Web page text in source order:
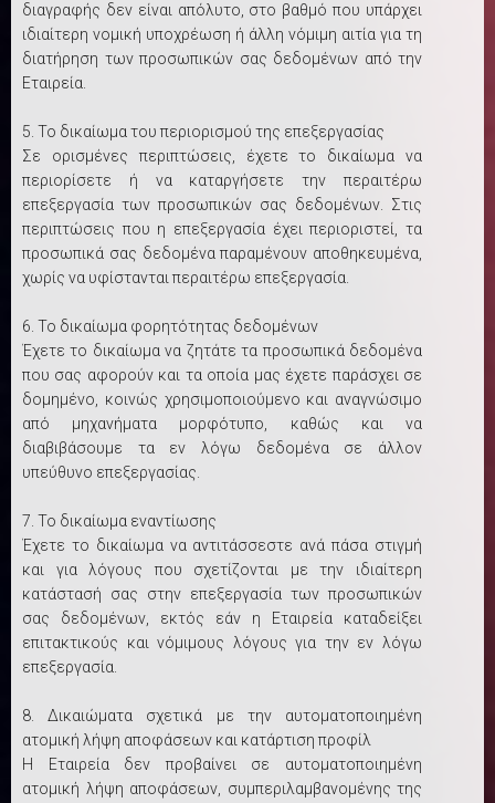
διαγραφής δεν είναι απόλυτο, στο βαθμό που υπάρχει
ιδιαίτερη νομική υποχρέωση ή άλλη νόμιμη αιτία για τη
διατήρηση των προσωπικών σας δεδομένων από την
Εταιρεία.
5. Το δικαίωμα του περιορισμού της επεξεργασίας
Σε ορισμένες περιπτώσεις, έχετε το δικαίωμα να
περιορίσετε ή να καταργήσετε την περαιτέρω
επεξεργασία των προσωπικών σας δεδομένων. Στις
περιπτώσεις που η επεξεργασία έχει περιοριστεί, τα
προσωπικά σας δεδομένα παραμένουν αποθηκευμένα,
χωρίς να υφίστανται περαιτέρω επεξεργασία.
6. Το δικαίωμα φορητότητας δεδομένων
Έχετε το δικαίωμα να ζητάτε τα προσωπικά δεδομένα
που σας αφορούν και τα οποία μας έχετε παράσχει σε
δομημένο, κοινώς χρησιμοποιούμενο και αναγνώσιμο
από μηχανήματα μορφότυπο, καθώς και να
διαβιβάσουμε τα εν λόγω δεδομένα σε άλλον
υπεύθυνο επεξεργασίας.
7. Το δικαίωμα εναντίωσης
Έχετε το δικαίωμα να αντιτάσσεστε ανά πάσα στιγμή
και για λόγους που σχετίζονται με την ιδιαίτερη
κατάστασή σας στην επεξεργασία των προσωπικών
σας δεδομένων, εκτός εάν η Εταιρεία καταδείξει
επιτακτικούς και νόμιμους λόγους για την εν λόγω
επεξεργασία.
8. Δικαιώματα σχετικά με την αυτοματοποιημένη
ατομική λήψη αποφάσεων και κατάρτιση προφίλ
Η Εταιρεία δεν προβαίνει σε αυτοματοποιημένη
ατομική λήψη αποφάσεων, συμπεριλαμβανομένης της